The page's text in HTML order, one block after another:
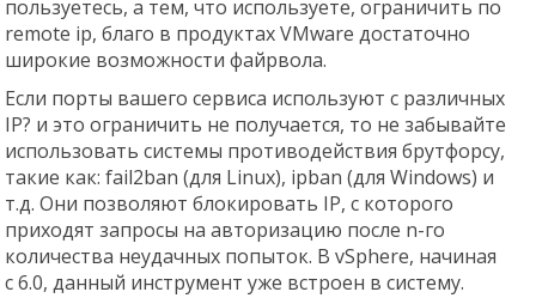
пользуетесь, а тем, что используете, ограничить по
remote ip, благо в продуктах VMware достаточно
широкие возможности файрвола.
Если порты вашего сервиса используют с различных
IP? и это ограничить не получается, то не забывайте
использовать системы противодействия брутфорсу,
такие как: fail2ban (для Linux), ipban (для Windows) и
т.д. Они позволяют блокировать IP, с которого
приходят запросы на авторизацию после n-го
количества неудачных попыток. В vSphere, начиная
с 6.0, данный инструмент уже встроен в систему.